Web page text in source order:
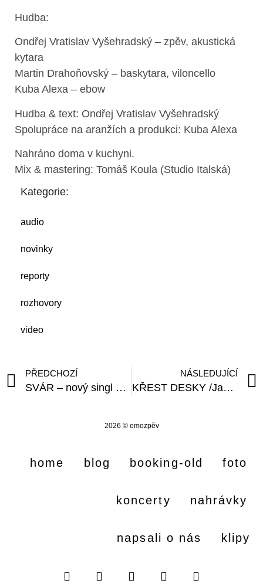
Hudba:
Ondřej Vratislav Vyšehradský – zpěv, akustická
kytara
Martin Drahoňovský – baskytara, viloncello
Kuba Alexa – ebow
Hudba & text: Ondřej Vratislav Vyšehradský
Spolupráce na aranžích a produkci: Kuba Alexa
Nahráno doma v kuchyni.
Mix & mastering: Tomáš Koula (Studio Italská)
Kategorie:
audio
novinky
reporty
rozhovory
video
PŘEDCHOZÍ
SVÁR – nový singl 11/2013
NÁSLEDUJÍCÍ
KŘEST DESKY /JammClub, Hradčanská/
2026 © emozpěv
home blog booking-old foto
koncerty nahrávky
napsali o nás klipy